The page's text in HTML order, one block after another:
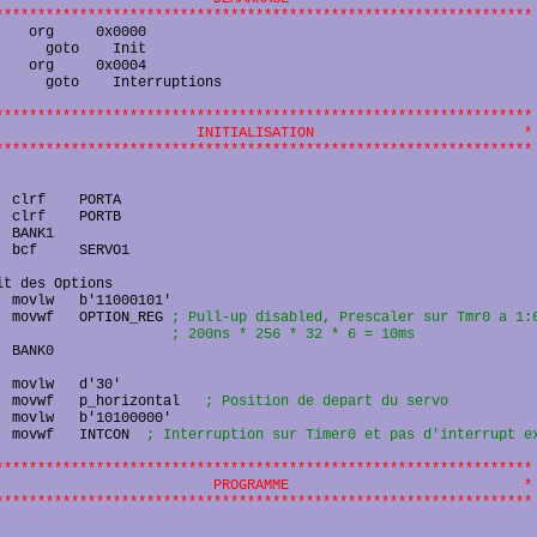
0x0000
goto    Init
org     0x0004
goto    Interruptions
INITIALISATION                         *
clrf    PORTA
clrf    PORTB
BANK1
bcf     SERVO1
des Options
movlw   b'11000101'
movwf   OPTION_REG
; Pull-up disabled, Prescaler sur Tmr0 a
; 200ns * 256 * 32 * 6 = 10ms
BANK0
movlw   d'30'
movwf   p_horizontal
; Position de depart du servo
movlw   b'10100000'
movwf   INTCON
; Interruption sur Timer0 et pas d'interrupt
PROGRAMME                            *